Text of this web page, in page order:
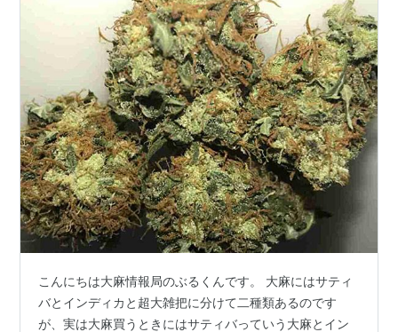
こんにちは大麻情報局のぶるくんです。 大麻にはサティ
バとインディカと超大雑把に分けて二種類あるのです
が、実は大麻買うときにはサティバっていう大麻とイン